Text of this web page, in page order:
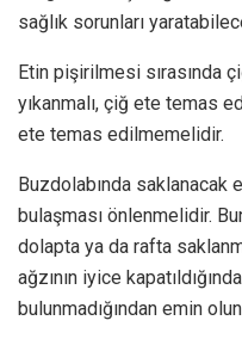
sağlık sorunları
Etin pişirilmesi sırasında
yıkanmalı, çiğ ete temas
ete temas edilmemelidir.
Buzdolabında saklanacak
bulaşması önlenmelidir.
dolapta ya da rafta
ağzının iyice
bulunmadığından emin